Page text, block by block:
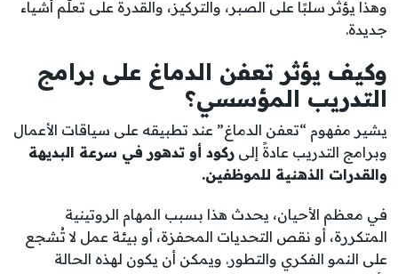
وهذا يؤثر سلبًا على الصبر، والتركيز، والقدرة على تعلّم أشياء
جديدة.
وكيف يؤثر تعفن الدماغ على برامج
التدريب المؤسسي؟
يشير مفهوم “تعفن الدماغ” عند تطبيقه على سياقات الأعمال
وبرامج التدريب عادةً إلى ركود أو تدهور في سرعة البديهة
والقدرات الذهنية للموظفين.
في معظم الأحيان، يحدث هذا بسبب المهام الروتينية
المتكررة، أو نقص التحديات المحفزة، أو بيئة عمل لا تُشجع
على النمو الفكري والتطور. ويمكن أن يكون لهذه الحالة